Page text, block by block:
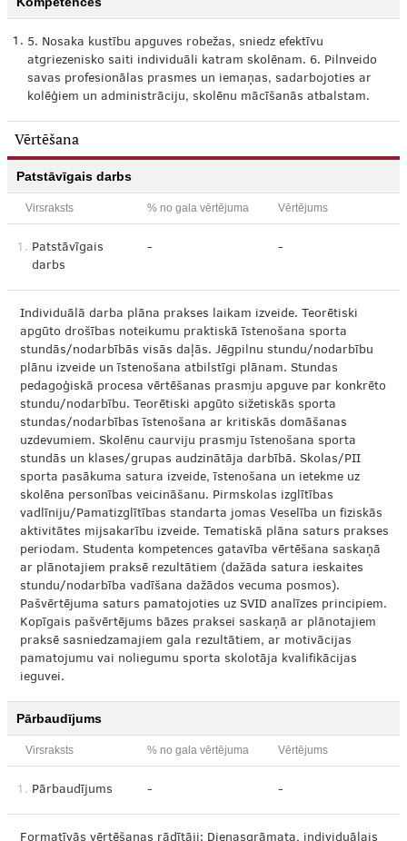
1. 5. Nosaka kustību apguves robežas, sniedz efektīvu
atgriezenisko saiti individuāli katram skolēnam. 6. Pilnveido
savas profesionālas prasmes un iemaņas, sadarbojoties ar
kolēģiem un administrāciju, skolēnu mācīšanās atbalstam.
Vērtēšana
Patstāvīgais darbs
Virsraksts % no gala vērtējuma Vērtējums
1. Patstāvīgais
darbs
- -
Individuālā darba plāna prakses laikam izveide. Teorētiski
apgūto drošības noteikumu praktiskā īstenošana sporta
stundās/nodarbībās visās daļās. Jēgpilnu stundu/nodarbību
plānu izveide un īstenošana atbilstīgi plānam. Stundas
pedagoģiskā procesa vērtēšanas prasmju apguve par konkrēto
stundu/nodarbību. Teorētiski apgūto sižetiskās sporta
stundas/nodarbības īstenošana ar kritiskās domāšanas
uzdevumiem. Skolēnu caurviju prasmju īstenošana sporta
stundās un klases/grupas audzinātāja darbībā. Skolas/PII
sporta pasākuma satura izveide, īstenošana un ietekme uz
skolēna personības veicināšanu. Pirmskolas izglītības
vadlīniju/Pamatizglītības standarta jomas Veselība un fiziskās
aktivitātes mijsakarību izveide. Tematiskā plāna saturs prakses
periodam. Studenta kompetences gatavība vērtēšana saskaņā
ar plānotajiem praksē rezultātiem (dažāda satura ieskaites
stundu/nodarbība vadīšana dažādos vecuma posmos).
Pašvērtējuma saturs pamatojoties uz SVID analīzes principiem.
Kopīgais pašvērtējums bāzes praksei saskaņā ar plānotajiem
praksē sasniedzamajiem gala rezultātiem, ar motivācijas
pamatojumu vai noliegumu sporta skolotāja kvalifikācijas
ieguvei.
Pārbaudījums
Virsraksts % no gala vērtējuma Vērtējums
1. Pārbaudījums - -
Formatīvās vērtēšanas rādītāji: Dienasgrāmata, individuālais